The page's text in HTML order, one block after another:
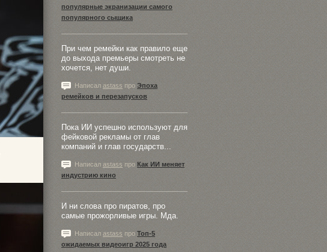
популярные экранизации самого
популярного сыщика
При чем ремейки как правило еще
до выхода премьеры смотреть не
хочется, нет души.
Написал astass про Эпоха
ремейков и перезапусков
Пока ИИ успешно используют для
фейковой рекламы от глав
компаний и глав государств...
Написал astass про Как ИИ меняет
индустрию кино
И ни слова про пиратов, про
самые прожорливые игры. Мда.
Написал astass про Топ-5
ожидаемых видеоигр 2025 года